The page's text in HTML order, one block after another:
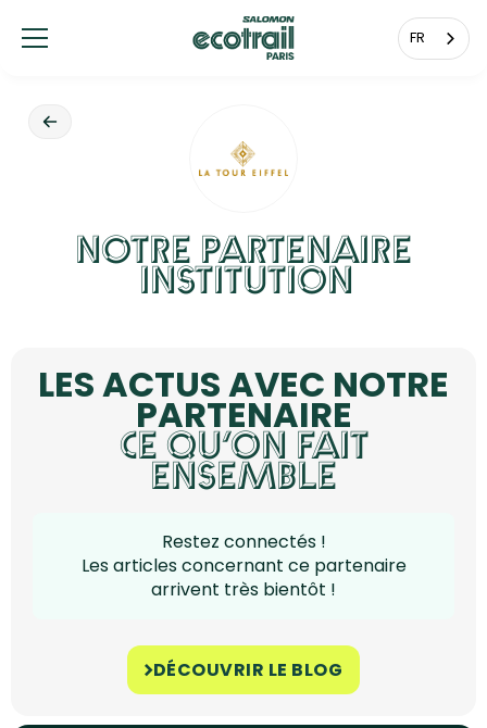
Panneau de gestion des cookies
FR
NOTRE PARTENAIRE
INSTITUTION
LES ACTUS AVEC NOTRE
PARTENAIRE
CE QU’ON FAIT
ENSEMBLE
Restez connectés !
Les articles concernant ce partenaire
arrivent très bientôt !
DÉCOUVRIR LE BLOG